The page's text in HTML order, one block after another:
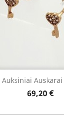
Auksiniai Auskarai
Kaina
69,20 €